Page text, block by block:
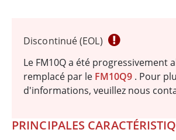
Discontinué (EOL)
Le FM10Q a été progressivement
remplacé par le FM10Q9 . Pour
d'informations, veuillez nous
PRINCIPALES